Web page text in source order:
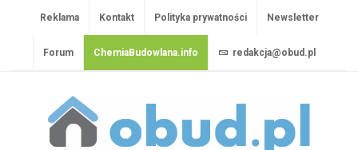
Reklama Kontakt Polityka prywatności Newsletter
Forum ChemiaBudowlana.info redakcja@obud.pl